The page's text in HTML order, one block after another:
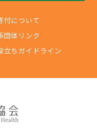
付について
団体リンク
立ちガイドライン